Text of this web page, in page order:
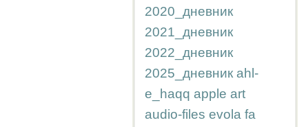
2020_дневник
2021_дневник
2022_дневник
2025_дневник ahl-
e_haqq apple art
audio-files evola fa